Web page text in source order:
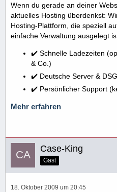
Wenn du gerade an deiner
aktuelles Hosting überdenkst:
Hosting-Plattform, die speziell
einfache Verwaltung ausgelegt
✔️ Schnelle Ladezeiten
& Co.)
✔️ Deutsche Server &
✔️ Persönlicher Support
Mehr erfahren
Case-King
Gast
18. Oktober 2009 um 20:45